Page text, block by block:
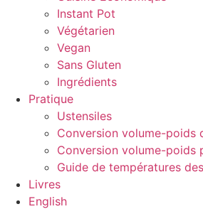
Instant Pot
Végétarien
Vegan
Sans Gluten
Ingrédients
Pratique
Ustensiles
Conversion volume-poids
Conversion volume-poids
Guide de températures
Livres
English